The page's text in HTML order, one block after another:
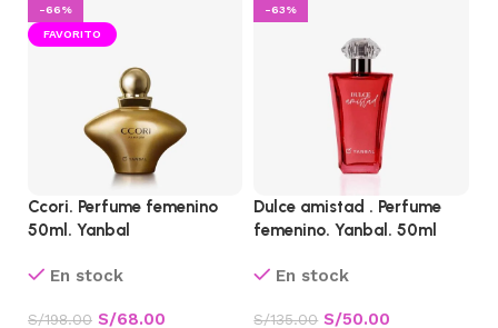
-66%
CALIENTE
Ccori. Perfume femenino
50ml. Yanbal
En stock
S/198.00 S/68.00
-63%
Dulce amistad . Perfume
femenino. Yanbal. 50ml
En stock
S/135.00 S/50.00